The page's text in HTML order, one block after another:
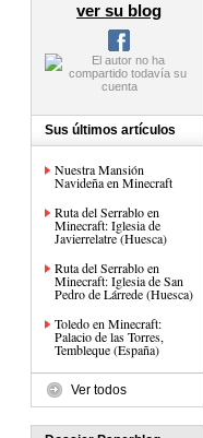
ver su blog
Sus últimos artículos
Nuestra Mansión
Navideña en Minecraft
Ruta del Serrablo en
Minecraft: Iglesia de
Javierrelatre (Huesca)
Ruta del Serrablo en
Minecraft: Iglesia de San
Pedro de Lárrede (Huesca)
Toledo en Minecraft:
Palacio de las Torres,
Tembleque (España)
Ver todos